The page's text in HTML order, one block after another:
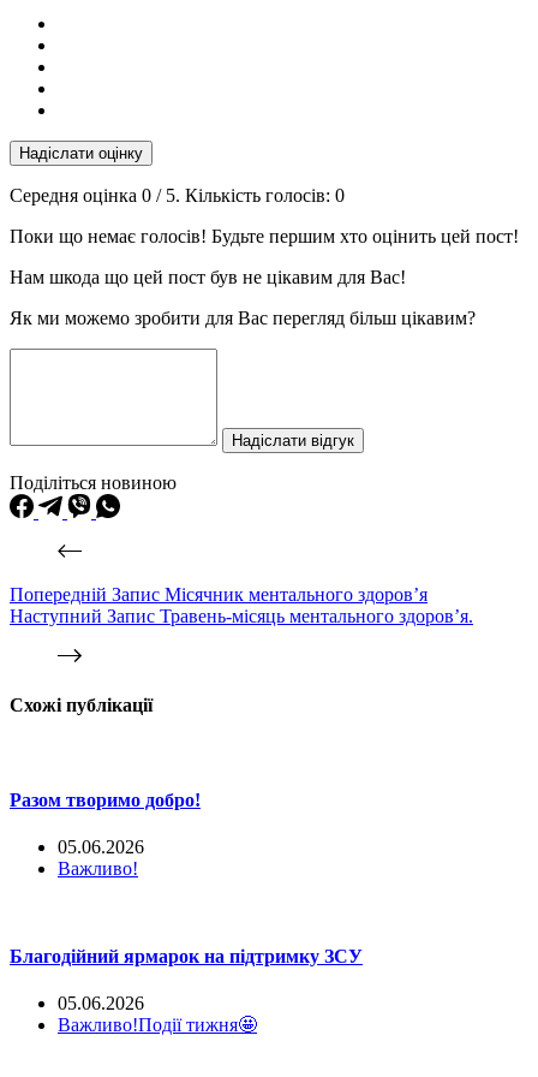
Надіслати оцінку
Середня оцінка 0 / 5. Кількість голосів: 0
Поки що немає голосів! Будьте першим хто оцінить цей пост!
Нам шкода що цей пост був не цікавим для Вас!
Як ми можемо зробити для Вас перегляд більш цікавим?
Надіслати відгук
Поділіться новиною
Попередній Запис Місячник ментального здоров’я
Наступний Запис Травень-місяць ментального здоров’я.
Схожі публікації
Разом творимо добро!
05.06.2026
Важливо!
Благодійний ярмарок на підтримку ЗСУ
05.06.2026
Важливо!Події тижня🤩